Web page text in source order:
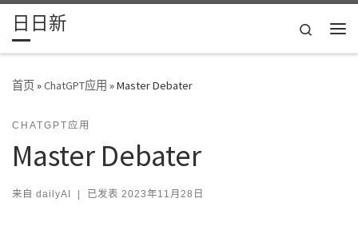
Skip to content
日日新
Search
首页»ChatGPT应用 »Master Debater
CHATGPT应用
Master Debater
来自 dailyAI | 已发表 2023年11月28日